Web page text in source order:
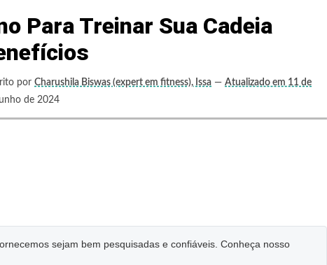
Para Treinar Sua Cadeia
por Charushila Biswas (expert em fitness), Issa — Atualizado em 11 de
de 2024
sejam bem pesquisadas e confiáveis. Conheça nosso